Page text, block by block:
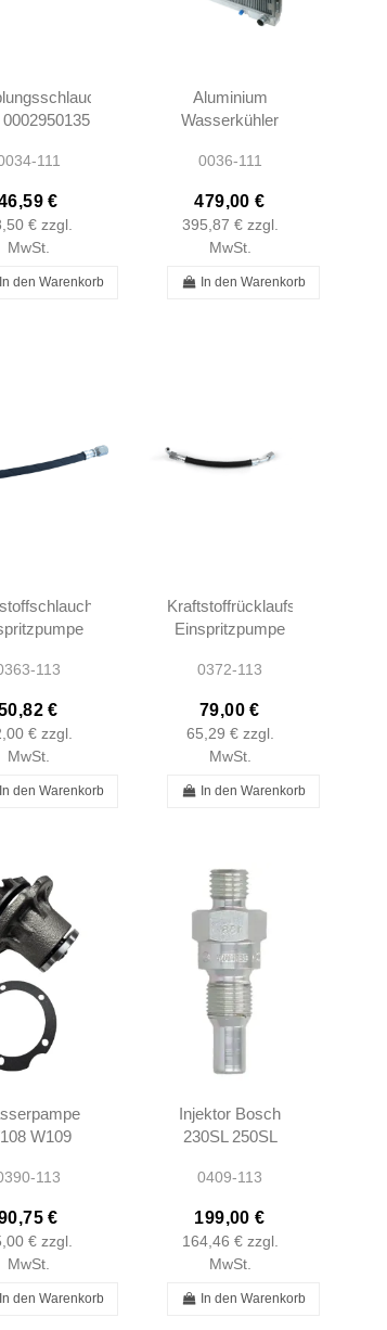
0002950135
W112111
€
€ zzgl.
MwSt.
In den Warenkorb
Aluminium
Wasserkühler
Auto
A1115000191
A1115010282
A1115010482
0036-111
479,00 €
395,87 € zzgl.
MwSt.
In den Warenkorb
W108
W112
Cabrio
W113...
113
€
€ zzgl.
MwSt.
In den Warenkorb
Kraftstoffrücklaufschlauch-
Einspritzpumpe
1299970282 –
W111 W113
0372-113
79,00 €
65,29 € zzgl.
MwSt.
In den Warenkorb
W109
W114 -
113
€
€ zzgl.
MwSt.
In den Warenkorb
Injektor Bosch
230SL 250SL
W111 W112
0000781123
0409-113
199,00 €
164,46 € zzgl.
MwSt.
In den Warenkorb